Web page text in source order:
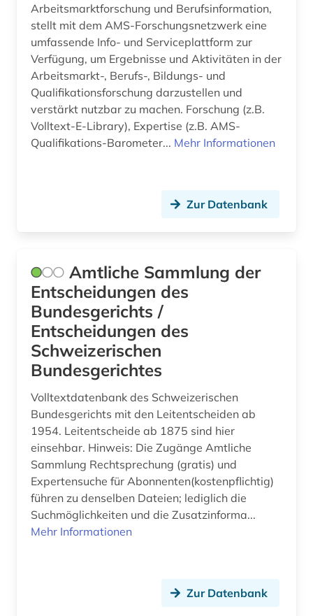
digitalisat (1)
digitalisierung (2)
discovery service (1)
diskriminierung (2)
dissertation (2)
dänemark (3)
e-learning (1)
ehe (1)
eheschließung (1)
eigentum (1)
einkommensbericht (1)
einwanderung (2)
eisenbahn (1)
elektronische zeitschrift (1)
Arbeitsmarktforschung und Berufsinformation,
stellt mit dem AMS-Forschungsnetzwerk eine
umfassende Info- und Serviceplattform zur
Verfügung, um Ergebnisse und Aktivitäten in der
Arbeitsmarkt-, Berufs-, Bildungs- und
Qualifikationsforschung darzustellen und
verstärkt nutzbar zu machen. Forschung (z.B.
Volltext-E-Library), Expertise (z.B. AMS-
Qualifikations-Barometer... Mehr Informationen
Zur Datenbank
Amtliche Sammlung der
Entscheidungen des
Bundesgerichts /
Entscheidungen des
Schweizerischen
Bundesgerichtes
Volltextdatenbank des Schweizerischen
Bundesgerichts mit den Leitentscheiden ab
1954. Leitentscheide ab 1875 sind hier
einsehbar. Hinweis: Die Zugänge Amtliche
Sammlung Rechtsprechung (gratis) und
Expertensuche für Abonnenten(kostenpflichtig)
führen zu denselben Dateien; lediglich die
Suchmöglichkeiten und die Zusatzinforma...
Mehr Informationen
Zur Datenbank